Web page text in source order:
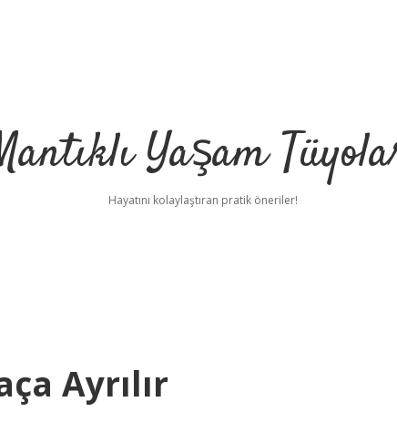
Yaşam
Hayatını kolaylaştıran pratik öneriler!
Ayrılır